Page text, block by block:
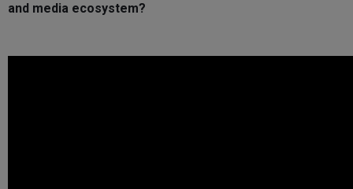
and media ecosystem?